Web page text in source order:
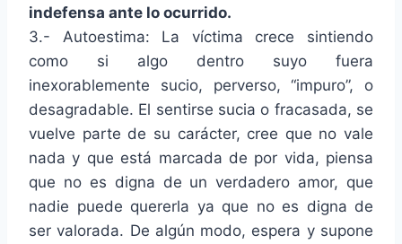
indefensa ante lo ocurrido.
3.- Autoestima: La víctima crece sintiendo
como si algo dentro suyo fuera
inexorablemente sucio, perverso, “impuro”, o
desagradable. El sentirse sucia o fracasada, se
vuelve parte de su carácter, cree que no vale
nada y que está marcada de por vida, piensa
que no es digna de un verdadero amor, que
nadie puede quererla ya que no es digna de
ser valorada. De algún modo, espera y supone